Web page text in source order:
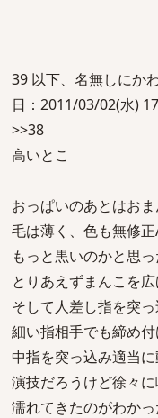
39 以下、名無しにか
日：2011/03/02(水)
>>38
高いとこ
おっぱいのあとはおま
毛は薄く、色も無修
もっと黒いのかと思
とりあえずまんこを
そして人差し指を突
細い指相手でも締め
中指を突っ込み適当に
演技だろうけど徐々に
濡れてきたのがわかっ